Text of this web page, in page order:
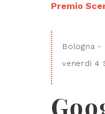
Premio
Bologna -
venerdì 4